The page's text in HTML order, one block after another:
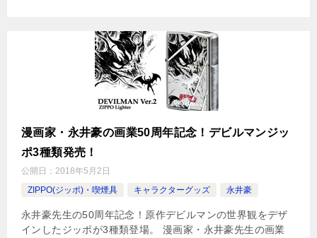
漫画家・永井豪の画業50周年記念！デビルマンジッ
ポ3種類発売！
公開日： 2018年5月2日
ZIPPO(ジッポ)・喫煙具
キャラクターグッズ 永井豪
永井豪先生の50周年記念！原作デビルマンの世界観をデザ
インしたジッポが3種類登場。 漫画家・永井豪先生の画業